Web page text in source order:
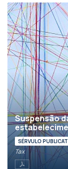
Suspensão
SÉRVULO
Tax